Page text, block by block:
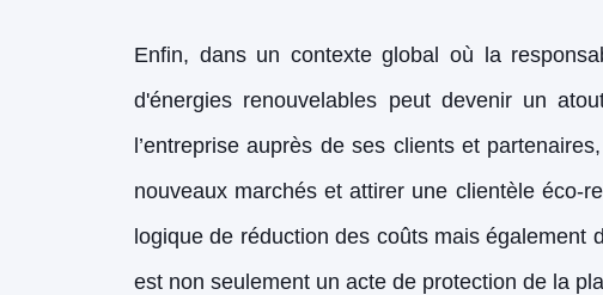
Enfin, dans un contexte global où la
d'énergies renouvelables peut devenir un
l’entreprise auprès de ses clients et
nouveaux marchés et attirer une clientèle éco-
logique de réduction des coûts mais également
est non seulement un acte de protection de la